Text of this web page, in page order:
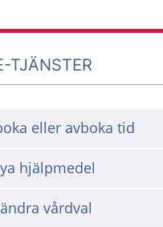
TJÄNSTER
eller avboka tid
hjälpmedel
vårdval